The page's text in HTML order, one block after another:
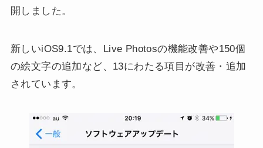
開しました。
新しいiOS9.1では、Live Photosの機能改善や150個
の絵文字の追加など、13にわたる項目が改善・追加
されています。